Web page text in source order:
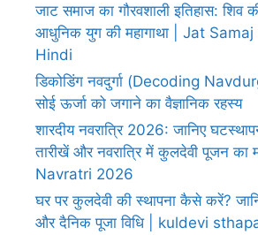
जाट समाज का गौरवशाली इतिहास:
आधुनिक युग की महागाथा | Jat
Hindi
डिकोडिंग नवदुर्गा (Decoding
सोई ऊर्जा को जगाने का वैज्ञानिक रहस्य
शारदीय नवरात्रि 2026: जानिए
तारीखें और नवरात्रि में कुलदेवी पूजन
Navratri 2026
घर पर कुलदेवी की स्थापना कैसे करें?
और दैनिक पूजा विधि | kuldevi